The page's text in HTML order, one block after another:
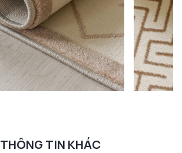
THÔNG TIN KHÁC